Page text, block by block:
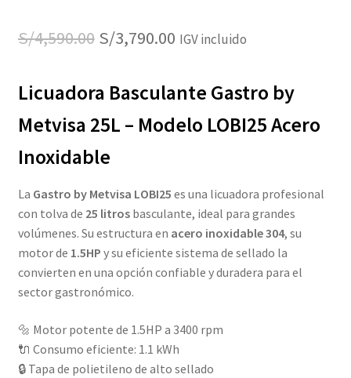
S/4,590.00 El
original
era:
S/4,590.00.
S/3,790.00El
actual
es:
IGV incluido
Licuadora Basculante Gastro by
Metvisa 25L – Modelo LOBI25 Acero
Inoxidable
La Gastro by Metvisa LOBI25 es una licuadora profesional
con tolva de 25 litrosbasculante, ideal para grandes
volúmenes. Su estructura en acero inoxidable 304, su
motor de 1.5HP y su eficiente sistema de sellado la
convierten en una opción confiable y duradera para el
sector gastronómico.
🔩 Motor potente de 1.5HP a 3400 rpm
🔌 Consumo eficiente: 1.1 kWh
🔒 Tapa de polietileno de alto sellado